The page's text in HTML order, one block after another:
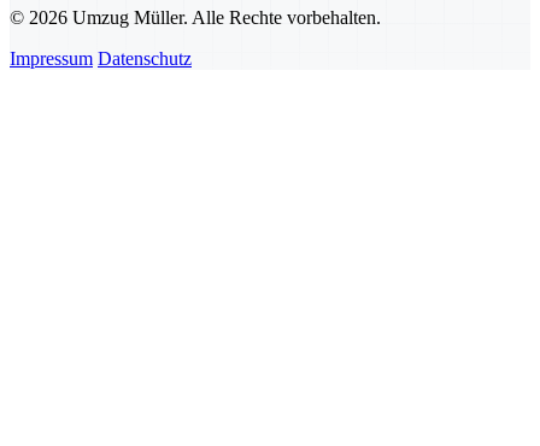
© 2026 Umzug Müller. Alle Rechte vorbehalten.
Impressum Datenschutz